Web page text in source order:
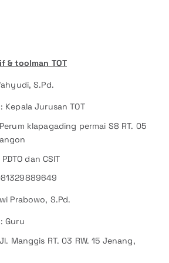
& toolman TOT
S.Pd.
Jurusan TOT
permai S8 RT. 05
dan CSIT
Prabowo, S.Pd.
RT. 03 RW. 15 Jenang,